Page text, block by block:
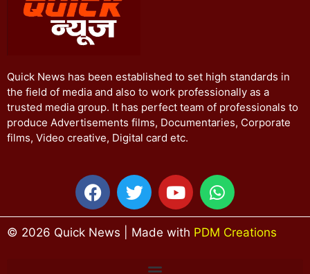
Quick News has been established to set high standards in
the field of media and also to work professionally as a
trusted media group. It has perfect team of professionals to
produce Advertisements films, Documentaries, Corporate
films, Video creative, Digital card etc.
© 2026 Quick News | Made with PDM Creations